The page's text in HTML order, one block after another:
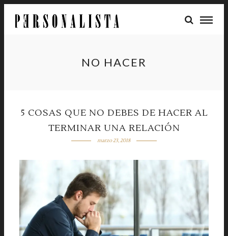
NO HACER
5 COSAS QUE NO DEBES DE HACER AL
TERMINAR UNA RELACIÓN
marzo 23, 2018